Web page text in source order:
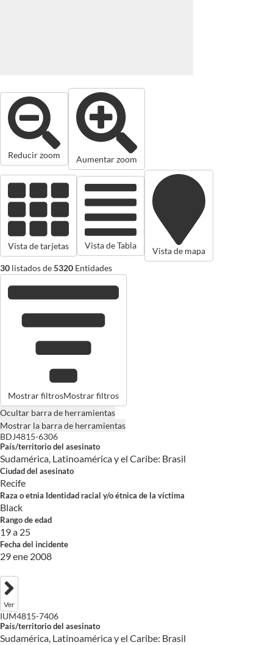
Reducir zoom Aumentar zoom
Vista de tarjetas Vista de Tabla
Vista de mapa
30 listados de5320 Entidades
Mostrar filtrosMostrar filtros
Ocultar barra de herramientas
Mostrar la barra de herramientas
BDJ4815-6306
País/territorio del asesinato
Sudamérica, Latinoamérica y el Caribe: Brasil
Ciudad del asesinato
Recife
Raza o etnia Identidad racial y/o étnica de la víctima
Black
Rango de edad
19 a 25
Fecha del incidente
29 ene 2008
Ver
IUM4815-7406
País/territorio del asesinato
Sudamérica, Latinoamérica y el Caribe: Brasil